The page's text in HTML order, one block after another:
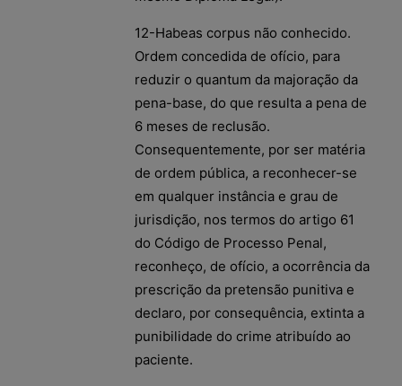
12-Habeas corpus não conhecido.
Ordem concedida de ofício, para
reduzir o quantum da majoração da
pena-base, do que resulta a pena de
6 meses de reclusão.
Consequentemente, por ser matéria
de ordem pública, a reconhecer-se
em qualquer instância e grau de
jurisdição, nos termos do artigo 61
do Código de Processo Penal,
reconheço, de ofício, a ocorrência da
prescrição da pretensão punitiva e
declaro, por consequência, extinta a
punibilidade do crime atribuído ao
paciente.